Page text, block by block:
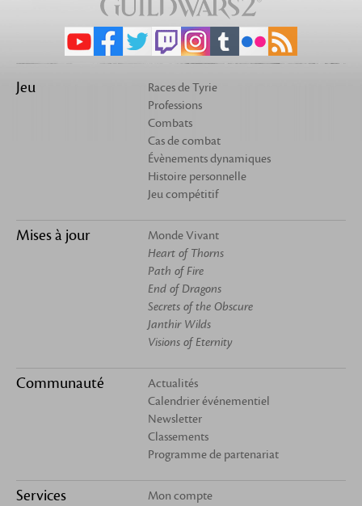
Jeu
Races de Tyrie
Professions
Combats
Cas de combat
Évènements dynamiques
Histoire personnelle
Jeu compétitif
Mises à jour
Monde Vivant
Heart of Thorns
Path of Fire
End of Dragons
Secrets of the Obscure
Janthir Wilds
Visions of Eternity
Communauté
Actualités
Calendrier événementiel
Newsletter
Classements
Programme de partenariat
Services
Mon compte